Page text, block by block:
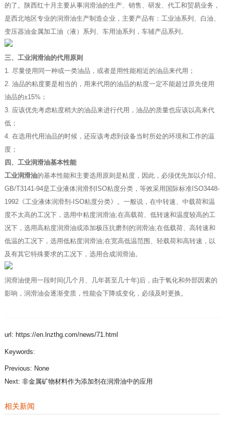
的了。陕西红十月主要从事润滑油的生产、销售、研发、代工和贸易业务，
是西北地区专业的润滑油生产制造企业，主要产品有：工业油系列、白油、
变压器油金属加工油（液）系列、车用油系列，车辅产品系列。
三、工业润滑油的代用原则
1. 尽量使用同一种或一类油品，或者是用性能相近的油品来代用；
2. 油品的粘度要是相当的，用来代用的油品的粘度一定不能超过原先使用
油品的±15%；
3. 应该优先考虑粘度稍大的油品来进行代用，油品的质量也应该以高来代
低；
4. 在选用代用油品的时候，还应该考虑到设备当时所处的环境和工作的温
度；
四、工业润滑油基本性能
工业润滑油的基本性能和主要选用原则是粘度，因此，必须优先加以介绍。
GB/T3141-94是工业液体润滑剂ISO粘度分类，等效采用国际标准ISO3448-
1992《工业液体润滑剂-ISO粘度分类》。一般说，在中转速、中载荷和温
度不太高的工况下，选用中粘度润滑油;在高载荷、低转速和温度较高的工
况下，选用高粘度润滑油或添加极压抗磨剂的润滑油;在低载荷、高转速和
低温的工况下，选用低粘度润滑油;在宽高低温范围、轻载荷和高转速，以
及有其它特殊要求的工况下，选用合成润滑油。
润滑油使用一段时间(几个月、几年甚至几十年)后，由于氧化和外部因素的
影响，润滑油会逐渐变质，性能会下降或变化，必须及时更换。
url: https://en.lnzthg.com/news/71.html
Keywords:
Previous: None
Next: 非金属矿物材料作为添加剂在润滑油中的应用
相关新闻